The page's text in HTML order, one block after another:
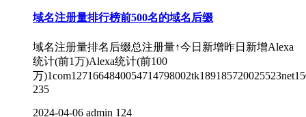
域名注册量排行榜前500名的域名后缀
域名注册量排名后缀总注册量↑今日新增昨日新增Alexa
统计(前1万)Alexa统计(前100
万
235
2024-04-06 admin 124